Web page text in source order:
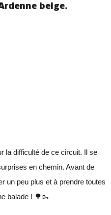
belge.
la difficulté de ce circuit. Il se
en chemin. Avant de
un peu plus et à prendre toutes
balade ! 🌳🥾